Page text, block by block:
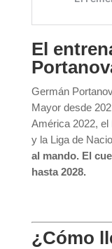
El
Germán
Mayor desde
América 2022, el
y la Liga de
al mando. El
hasta 2028.
¿Cómo